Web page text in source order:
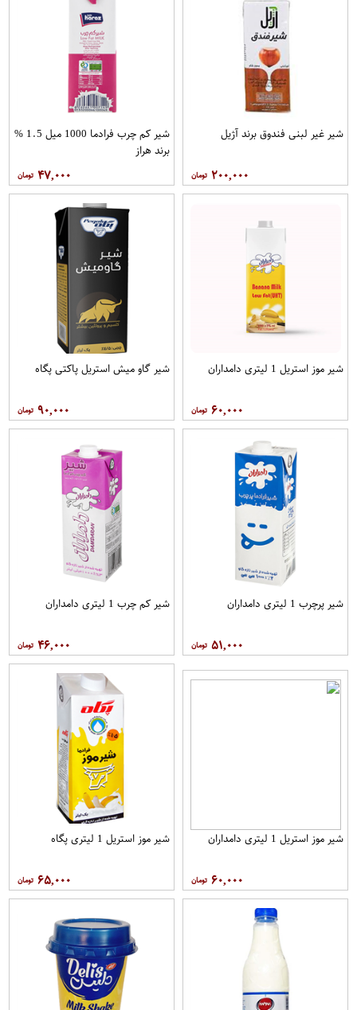
شیر غیر لبنی فندوق برند آژیل
۲۰۰,۰۰۰
شیر کم چرب فرادما 1000 میل 1.5 %
برند هراز
۴۷,۰۰۰
شیر موز استریل 1 لیتری دامداران
۶۰,۰۰۰
شیر گاو میش استریل پاکتی پگاه
۹۰,۰۰۰
شیر پرچرب 1 لیتری دامداران
۵۱,۰۰۰
شیر کم چرب 1 لیتری دامداران
۴۶,۰۰۰
شیر موز استریل 1 لیتری دامداران
۶۰,۰۰۰
شیر موز استریل 1 لیتری پگاه
۶۵,۰۰۰